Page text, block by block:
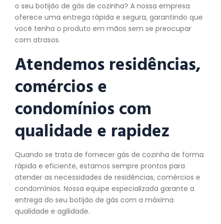
o seu botijão de gás de cozinha? A nossa empresa
oferece uma entrega rápida e segura, garantindo que
você tenha o produto em mãos sem se preocupar
com atrasos.
Atendemos residências,
comércios e
condomínios com
qualidade e rapidez
Quando se trata de fornecer gás de cozinha de forma
rápida e eficiente, estamos sempre prontos para
atender as necessidades de residências, comércios e
condomínios. Nossa equipe especializada garante a
entrega do seu botijão de gás com a máxima
qualidade e agilidade.